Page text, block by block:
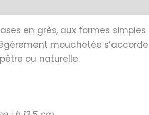
en grès, aux formes
mouchetée
ou naturelle.